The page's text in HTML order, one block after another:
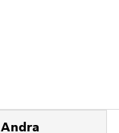
Andra